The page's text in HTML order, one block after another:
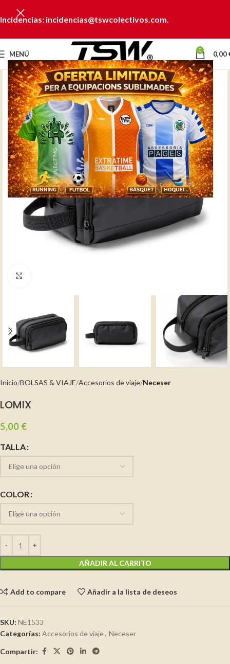
Incidencias: incidencias@tswcolectivos.com.
MENÚ 0 0,00
Inicio BOLSAS & VIAJE Accesorios de viaje Neceser
LOMIX
5,00 €
TALLA
COLOR
AÑADIR AL CARRITO
Add to compare Añadir a la lista de deseos
SKU: NE1533
Categorías: Accesorios de viaje, Neceser
Compartir: